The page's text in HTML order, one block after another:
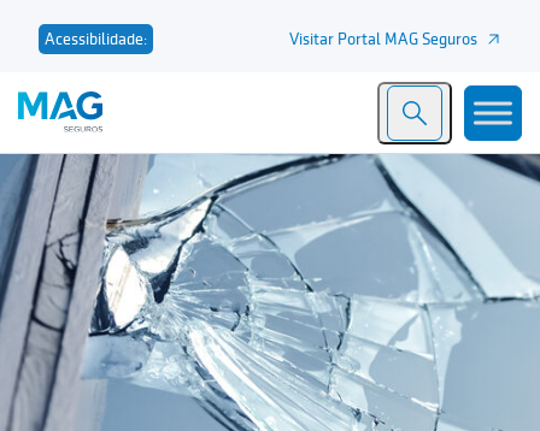
Acessibilidade: Visitar Portal MAG Seguros